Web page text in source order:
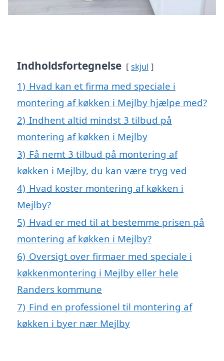
Indholdsfortegnelse skjul
1) Hvad kan et firma med speciale i
montering af køkken i Mejlby hjælpe med?
2) Indhent altid mindst 3 tilbud på
montering af køkken i Mejlby
3) Få nemt 3 tilbud på montering af
køkken i Mejlby, du kan være tryg ved
4) Hvad koster montering af køkken i
Mejlby?
5) Hvad er med til at bestemme prisen på
montering af køkken i Mejlby?
6) Oversigt over firmaer med speciale i
køkkenmontering i Mejlby eller hele
Randers kommune
7) Find en professionel til montering af
køkken i byer nær Mejlby